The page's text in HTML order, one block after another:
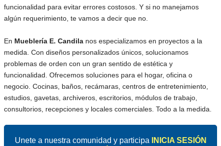
funcionalidad para evitar errores costosos. Y si no manejamos
algún requerimiento, te vamos a decir que no.
En Mueblería E. Candila nos especializamos en proyectos a la
medida. Con diseños personalizados únicos, solucionamos
problemas de orden con un gran sentido de estética y
funcionalidad. Ofrecemos soluciones para el hogar, oficina o
negocio. Cocinas, baños, recámaras, centros de entretenimiento,
estudios, gavetas, archiveros, escritorios, módulos de trabajo,
consultorios, recepciones y locales comerciales. Todo a la medida.
Unete a nuestra comunidad y participa
INICIA SESIÓN